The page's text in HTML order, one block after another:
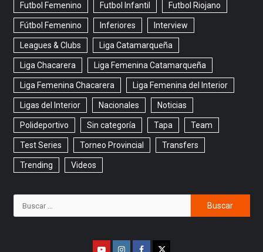
Futbol Femenino Futbol Infantil Futbol Riojano
Fútbol Femenino Inferiores Interview
Leagues & Clubs Liga Catamarqueña
Liga Chacarera Liga Femenina Catamarqueña
Liga Femenina Chacarera Liga Femenina del Interior
Ligas del Interior Nacionales Noticias
Polideportivo Sin categoría Tapa Team
Test Series Torneo Provincial Transfers
Trending Videos